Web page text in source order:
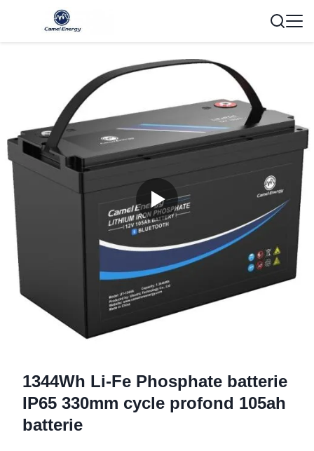
1344Wh Li-Fe Phosphate batterie
IP65 330mm cycle profond 105ah
batterie